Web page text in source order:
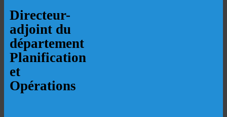
Directeur-
adjoint du
département
Planification
et
Opérations